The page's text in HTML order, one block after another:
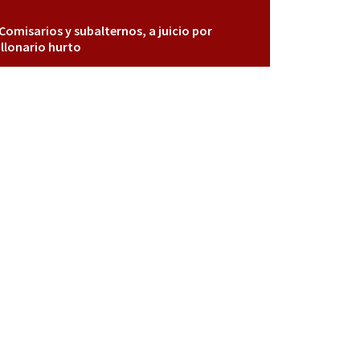
y subalternos, a juicio por
hurto